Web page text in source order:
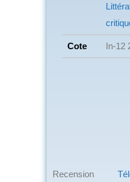
Cote In-12
Recension